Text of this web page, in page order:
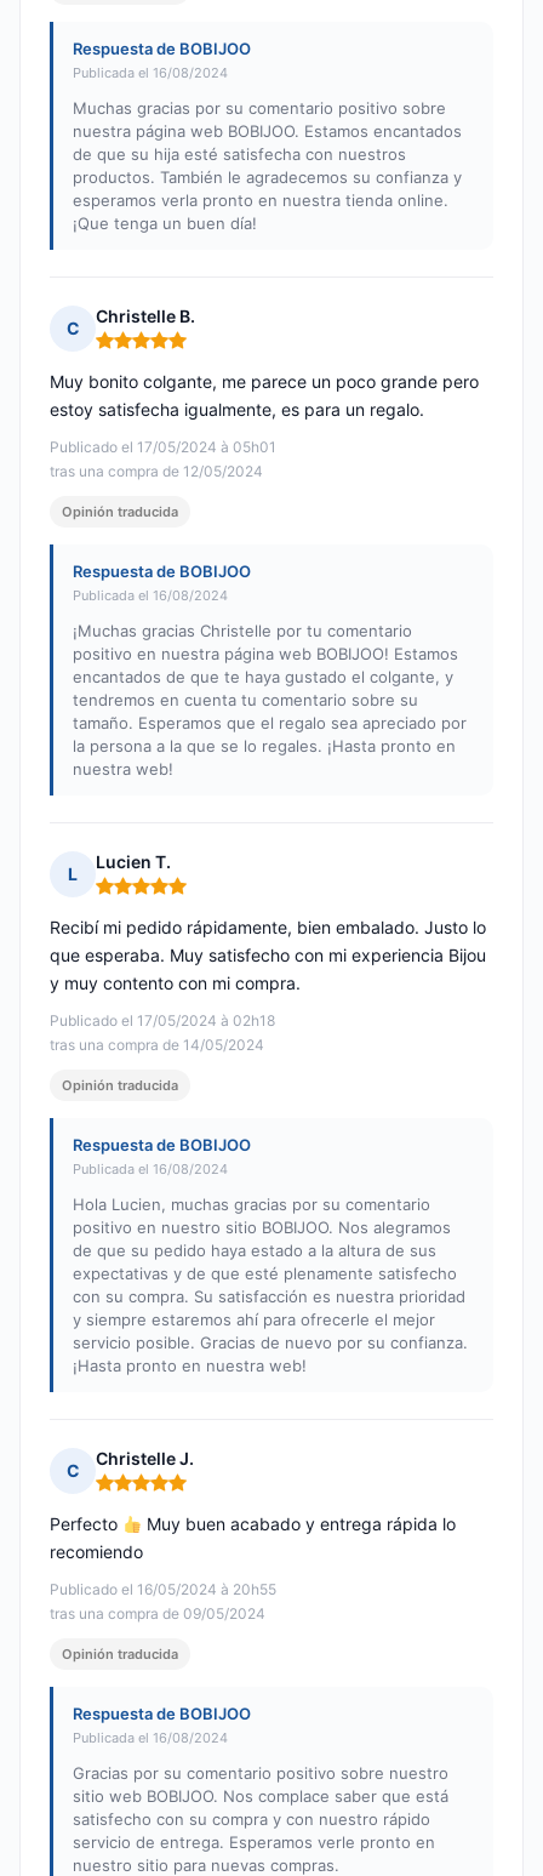
Respuesta de BOBIJOO
Publicada el 16/08/2024
Muchas gracias por su comentario positivo sobre
nuestra página web BOBIJOO. Estamos encantados
de que su hija esté satisfecha con nuestros
productos. También le agradecemos su confianza y
esperamos verla pronto en nuestra tienda online.
¡Que tenga un buen día!
C
Christelle B.
Nota: 5 de 5
Publicado el 17/05/2024 à 05h01
tras una compra de 12/05/2024
Muy bonito colgante, me parece un poco grande pero
estoy satisfecha igualmente, es para un regalo.
Opinión traducida
Respuesta de BOBIJOO
Publicada el 16/08/2024
¡Muchas gracias Christelle por tu comentario
positivo en nuestra página web BOBIJOO! Estamos
encantados de que te haya gustado el colgante, y
tendremos en cuenta tu comentario sobre su
tamaño. Esperamos que el regalo sea apreciado por
la persona a la que se lo regales. ¡Hasta pronto en
nuestra web!
L
Lucien T.
Nota: 5 de 5
Publicado el 17/05/2024 à 02h18
tras una compra de 14/05/2024
Recibí mi pedido rápidamente, bien embalado. Justo lo
que esperaba. Muy satisfecho con mi experiencia Bijou
y muy contento con mi compra.
Opinión traducida
Respuesta de BOBIJOO
Publicada el 16/08/2024
Hola Lucien, muchas gracias por su comentario
positivo en nuestro sitio BOBIJOO. Nos alegramos
de que su pedido haya estado a la altura de sus
expectativas y de que esté plenamente satisfecho
con su compra. Su satisfacción es nuestra prioridad
y siempre estaremos ahí para ofrecerle el mejor
servicio posible. Gracias de nuevo por su confianza.
¡Hasta pronto en nuestra web!
C
Christelle J.
Nota: 5 de 5
Publicado el 16/05/2024 à 20h55
tras una compra de 09/05/2024
Perfecto
Muy buen acabado y entrega rápida lo
recomiendo
Opinión traducida
Respuesta de BOBIJOO
Publicada el 16/08/2024
Gracias por su comentario positivo sobre nuestro
sitio web BOBIJOO. Nos complace saber que está
satisfecho con su compra y con nuestro rápido
servicio de entrega. Esperamos verle pronto en
nuestro sitio para nuevas compras.